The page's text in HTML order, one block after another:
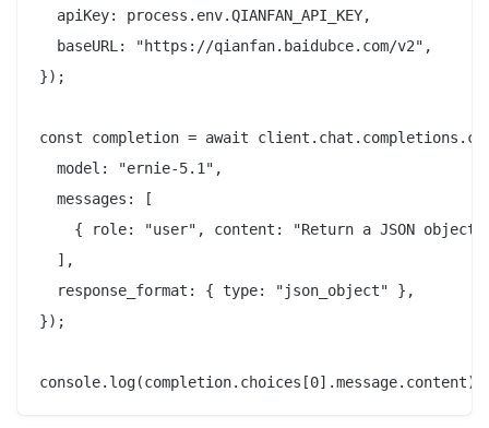
  apiKey: process.env.QIANFAN_API_KEY,
  baseURL: "https://qianfan.baidubce.com/v2",
});
const completion = await
  model: "ernie-5.1",
  messages: [
{ role: "user", content: "Return a JSON object
  ],
  response_format: { type: "json_object" },
});